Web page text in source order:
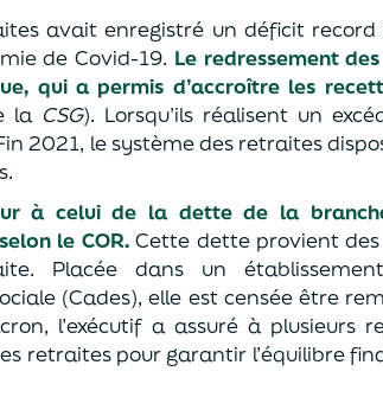
avait enregistré un déficit record
de Covid-19. Le redressement
qui a permis d’accroître les
la CSG). Lorsqu’ils réalisent un
2021, le système des retraites
à celui de la dette de la
le COR.Cette dette provient des
Placée dans un
(Cades), elle est censée être
l’exécutif a assuré à plusieurs
retraites pour garantir l’équilibre